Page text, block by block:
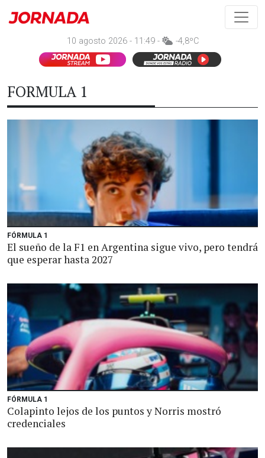
10 agosto 2026 - 11:49 - -4,8ºC
FORMULA 1
FÓRMULA 1
El sueño de la F1 en Argentina sigue vivo, pero tendrá
que esperar hasta 2027
FÓRMULA 1
Colapinto lejos de los puntos y Norris mostró
credenciales